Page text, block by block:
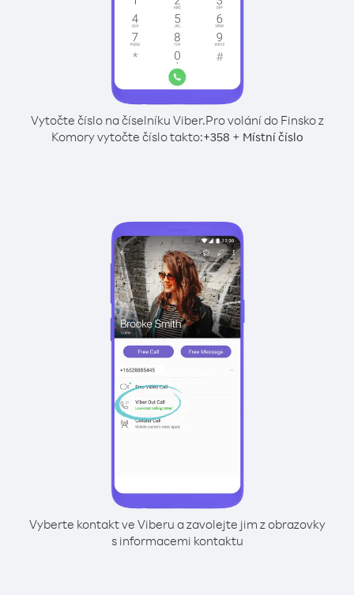
Vytočte číslo na číselníku Viber.Pro volání do Finsko z
Komory vytočte číslo takto:+358 + Místní číslo
Vyberte kontakt ve Viberu a zavolejte jim z obrazovky
s informacemi kontaktu